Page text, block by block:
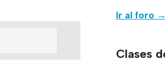
Ir al foro →
Clases